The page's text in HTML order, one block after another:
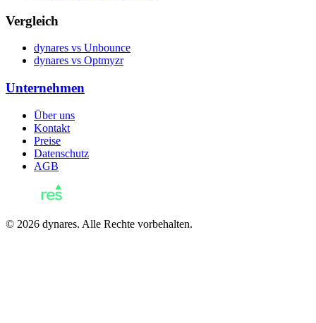
Vergleich
dynares vs Unbounce
dynares vs Optmyzr
Unternehmen
Über uns
Kontakt
Preise
Datenschutz
AGB
© 2026 dynares. Alle Rechte vorbehalten.